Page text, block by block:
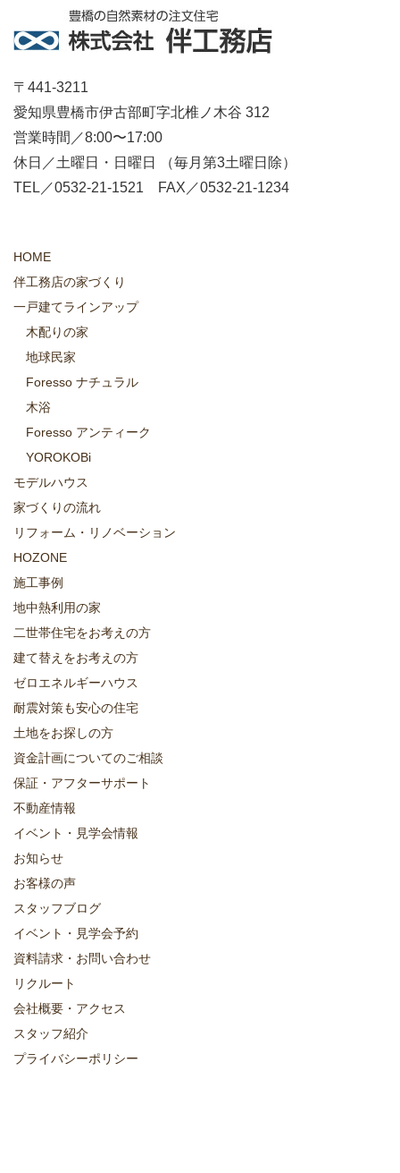
〒441-3211
愛知県豊橋市伊古部町字北椎ノ木谷 312
営業時間／8:00〜17:00
休日／土曜日・日曜日 （毎月第3土曜日除）
TEL／0532-21-1521 FAX／0532-21-1234
HOME
伴工務店の家づくり
一戸建てラインアップ
木配りの家
地球民家
Foresso ナチュラル
木浴
Foresso アンティーク
YOROKOBi
モデルハウス
家づくりの流れ
リフォーム・リノベーション
HOZONE
施工事例
地中熱利用の家
二世帯住宅をお考えの方
建て替えをお考えの方
ゼロエネルギーハウス
耐震対策も安心の住宅
土地をお探しの方
資金計画についてのご相談
保証・アフターサポート
不動産情報
イベント・見学会情報
お知らせ
お客様の声
スタッフブログ
イベント・見学会予約
資料請求・お問い合わせ
リクルート
会社概要・アクセス
スタッフ紹介
プライバシーポリシー